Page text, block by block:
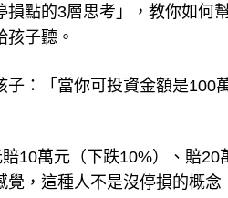
損點的3層思考」，教你如何
孩子聽。
子：「當你可投資金額是100
10萬元（下跌10%）、賠
覺，這種人不是沒停損的概